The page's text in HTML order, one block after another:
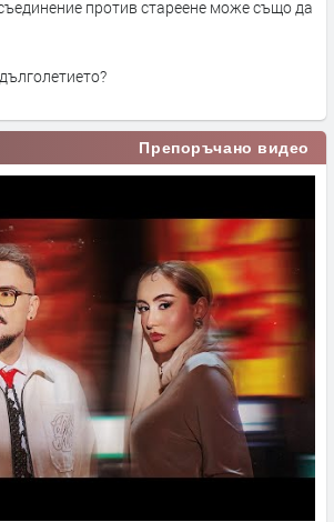
против стареене може също да
Препоръчано видео